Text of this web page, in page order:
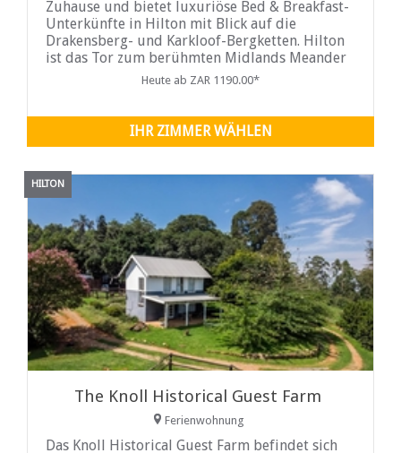
Zuhause und bietet luxuriöse Bed & Breakfast-
Unterkünfte in Hilton mit Blick auf die
Drakensberg- und Karkloof-Bergketten. Hilton
ist das Tor zum berühmten Midlands Meander
und ist der Ausgangspunkt vieler Old
Heute ab ZAR 1190.00*
IHR ZIMMER WÄHLEN
HILTON
The Knoll Historical Guest Farm
Ferienwohnung
Das Knoll Historical Guest Farm befindet sich